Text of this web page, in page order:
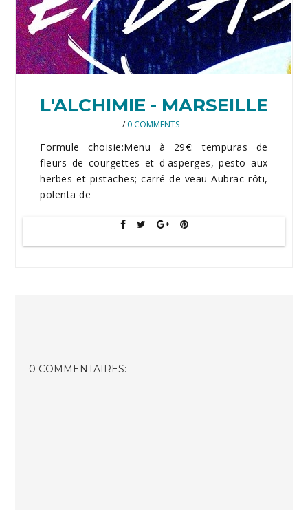
L'ALCHIMIE - MARSEILLE
/ 0 COMMENTS
Formule choisie:Menu à 29€: tempuras de
fleurs de courgettes et d'asperges, pesto aux
herbes et pistaches; carré de veau Aubrac rôti,
polenta de
0 COMMENTAIRES: